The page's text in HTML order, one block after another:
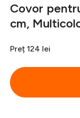
Covor
cm,
Preț 124 lei